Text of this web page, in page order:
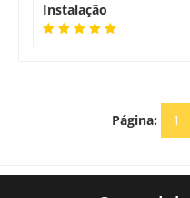
Instalação
Página: 1